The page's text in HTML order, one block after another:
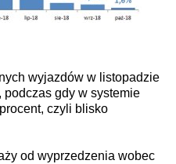
wyjazdów w listopadzie
gdy w systemie
czyli blisko
od wyprzedzenia wobec